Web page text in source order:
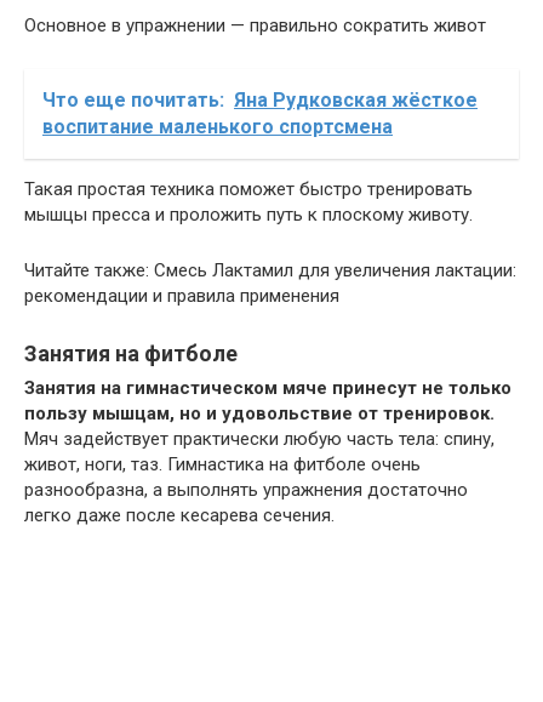
Основное в упражнении — правильно сократить живот
Что еще почитать: Яна Рудковская жёсткое
воспитание маленького спортсмена
Такая простая техника поможет быстро тренировать
мышцы пресса и проложить путь к плоскому животу.
Читайте также: Смесь Лактамил для увеличения лактации:
рекомендации и правила применения
Занятия на фитболе
Занятия на гимнастическом мяче принесут не только
пользу мышцам, но и удовольствие от тренировок.
Мяч задействует практически любую часть тела: спину,
живот, ноги, таз. Гимнастика на фитболе очень
разнообразна, а выполнять упражнения достаточно
легко даже после кесарева сечения.